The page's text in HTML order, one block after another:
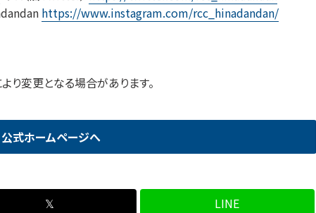
https://www.instagram.com/rcc_hinadandan/
変更となる場合があります。
公式ホームページへ
𝕏 LINE